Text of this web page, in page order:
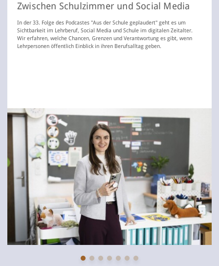
Zwischen Schulzimmer und Social Media
In der 33. Folge des Podcastes "Aus der Schule geplaudert" geht es um
Sichtbarkeit im Lehrberuf, Social Media und Schule im digitalen Zeitalter.
Wir erfahren, welche Chancen, Grenzen und Verantwortung es gibt, wenn
Lehrpersonen öffentlich Einblick in ihren Berufsalltag geben.